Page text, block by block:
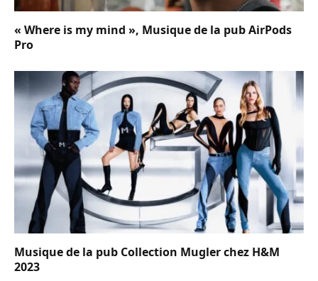
« Where is my mind », Musique de la pub AirPods
Pro
Musique de la pub Collection Mugler chez H&M
2023